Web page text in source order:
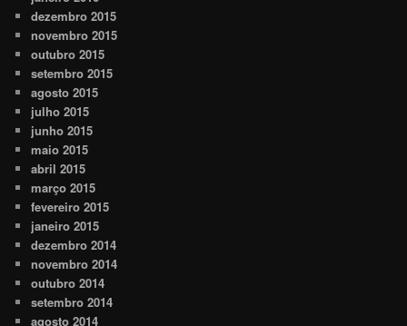
dezembro 2015
novembro 2015
outubro 2015
setembro 2015
agosto 2015
julho 2015
junho 2015
maio 2015
abril 2015
março 2015
fevereiro 2015
janeiro 2015
dezembro 2014
novembro 2014
outubro 2014
setembro 2014
agosto 2014